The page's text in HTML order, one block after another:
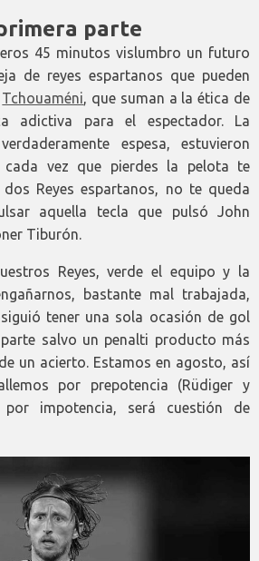
parte
45 minutos vislumbro un futuro
de reyes espartanos que pueden
Tchouaméni, que suman a la ética de
adictiva para el espectador. La
espesa, estuvieron
vez que pierdes la pelota te
Reyes espartanos, no te queda
aquella tecla que pulsó John
Tiburón.
Reyes, verde el equipo y la
bastante mal trabajada,
tener una sola ocasión de gol
salvo un penalti producto más
un acierto. Estamos en agosto, así
por prepotencia (Rüdiger y
impotencia, será cuestión de